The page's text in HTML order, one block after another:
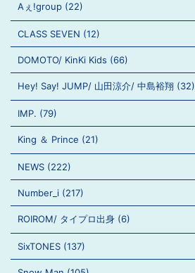
Aぇ!group (22)
CLASS SEVEN (12)
DOMOTO/ KinKi Kids (66)
Hey! Say! JUMP/ 山田涼介/ 中島裕翔 (32)
IMP. (79)
King ＆ Prince (21)
NEWS (222)
Number_i (217)
ROIROM/ タイプロ出身 (6)
SixTONES (137)